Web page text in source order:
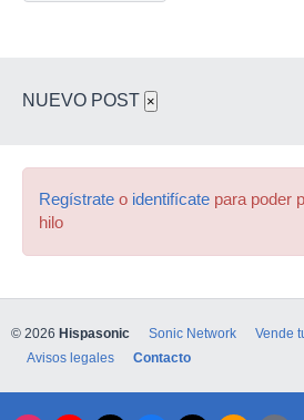
NUEVO POST ×
Regístrate o identifícate para poder
hilo
© 2026 Hispasonic Sonic Network Vende
Avisos legales
Contacto